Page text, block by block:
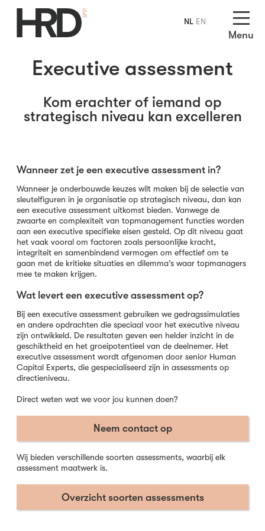
Menu
Executive assessment
Kom erachter of iemand op
strategisch niveau kan excelleren
Wanneer zet je een executive assessment in?
Wanneer je onderbouwde keuzes wilt maken bij de selectie van
sleutelfiguren in je organisatie op strategisch niveau, dan kan
een executive assessment uitkomst bieden. Vanwege de
zwaarte en complexiteit van topmanagement functies worden
aan een executive specifieke eisen gesteld. Op dit niveau gaat
het vaak vooral om factoren zoals persoonlijke kracht,
integriteit en samenbindend vermogen om effectief om te
gaan met de kritieke situaties en dilemma’s waar topmanagers
mee te maken krijgen.
Wat levert een executive assessment op?
Bij een executive assessment gebruiken we gedragssimulaties
en andere opdrachten die speciaal voor het executive niveau
zijn ontwikkeld. De resultaten geven een helder inzicht in de
geschiktheid en het groeipotentieel van de deelnemer. Het
executive assessment wordt afgenomen door senior Human
Capital Experts, die gespecialiseerd zijn in assessments op
directieniveau.
Direct weten wat we voor jou kunnen doen?
Neem contact op
Wij bieden verschillende soorten assessments, waarbij elk
assessment maatwerk is.
Overzicht soorten assessments
NL EN